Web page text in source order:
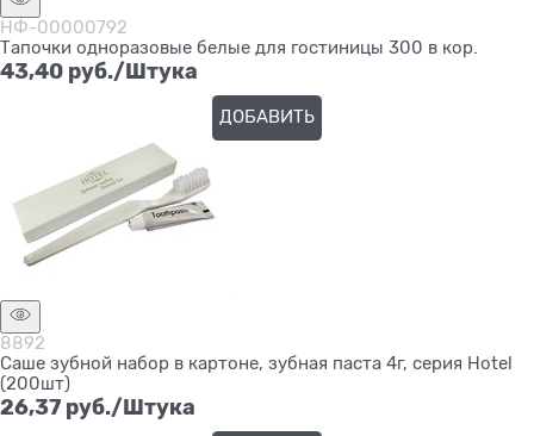
НФ-00000792
Тапочки одноразовые белые для гостиницы 300 в кор.
43,40 руб./Штука
ДОБАВИТЬ
8892
Саше зубной набор в картоне, зубная паста 4г, серия Hotel
(200шт)
26,37 руб./Штука